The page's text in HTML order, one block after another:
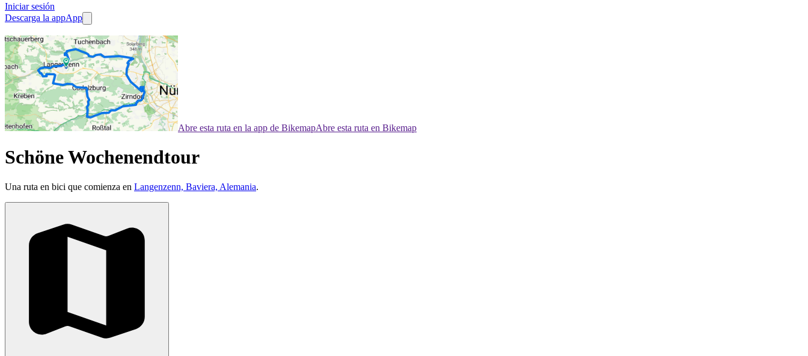
Iniciar sesión
Descarga la appApp
Abre esta ruta en la app de BikemapAbre esta ruta en Bikemap
Schöne Wochenendtour
Una ruta en bici que comienza en Langenzenn, Baviera, Alemania.